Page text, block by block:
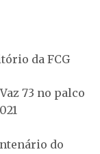
da FCG
73 no palco
do